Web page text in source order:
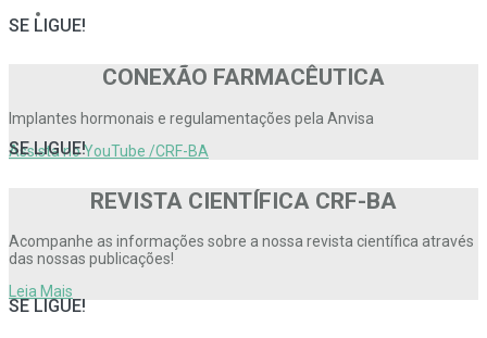
SE LIGUE!
CONEXÃO FARMACÊUTICA
Implantes hormonais e regulamentações pela Anvisa
Assista no YouTube /CRF-BA
SE LIGUE!
REVISTA CIENTÍFICA CRF-BA
Acompanhe as informações sobre a nossa revista científica através
das nossas publicações!
Leia Mais
SE LIGUE!